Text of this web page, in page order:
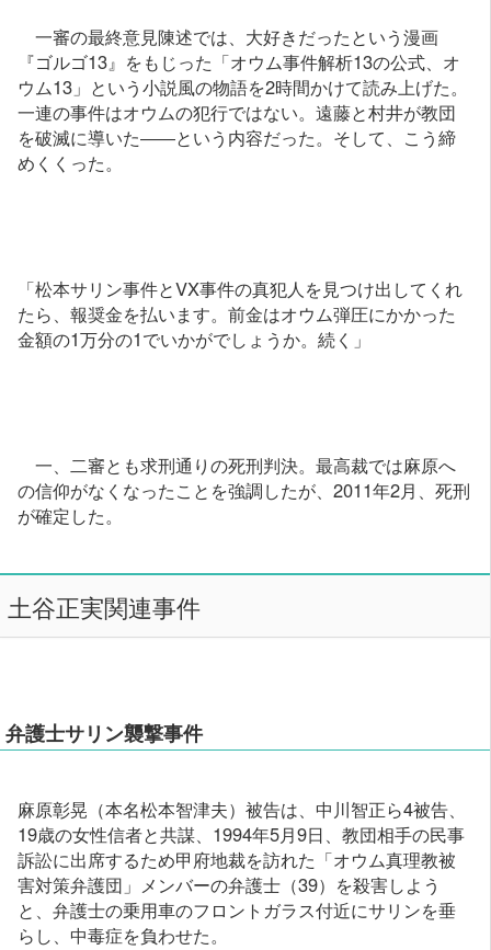
一審の最終意見陳述では、大好きだったという漫画
『ゴルゴ13』をもじった「オウム事件解析13の公式、オ
ウム13」という小説風の物語を2時間かけて読み上げた。
一連の事件はオウムの犯行ではない。遠藤と村井が教団
を破滅に導いた――という内容だった。そして、こう締
めくくった。
「松本サリン事件とVX事件の真犯人を見つけ出してくれ
たら、報奨金を払います。前金はオウム弾圧にかかった
金額の1万分の1でいかがでしょうか。続く」
一、二審とも求刑通りの死刑判決。最高裁では麻原へ
の信仰がなくなったことを強調したが、2011年2月、死刑
が確定した。
土谷正実関連事件
弁護士サリン襲撃事件
麻原彰晃（本名松本智津夫）被告は、中川智正ら4被告、
19歳の女性信者と共謀、1994年5月9日、教団相手の民事
訴訟に出席するため甲府地裁を訪れた「オウム真理教被
害対策弁護団」メンバーの弁護士（39）を殺害しよう
と、弁護士の乗用車のフロントガラス付近にサリンを垂
らし、中毒症を負わせた。